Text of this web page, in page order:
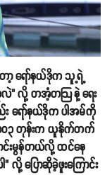
ော့ ရော်နယ်ဒိုက သူ့ရဲ့
လဲ" လို့ တအံ့တဩနဲ့ ရေး
ရော်နယ်ဒိုက ပါအမ်ကို
၀၃ တုန်းက ယူနိုက်တက်
ာင်းမွန်တယ်လို့ ထင်နေ
ပြောဆိုခဲ့ဖူးကြောင်း